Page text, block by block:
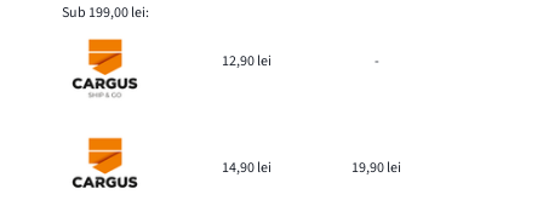
Sub 199,00 lei:
12,90 lei -
14,90 lei 19,90 lei